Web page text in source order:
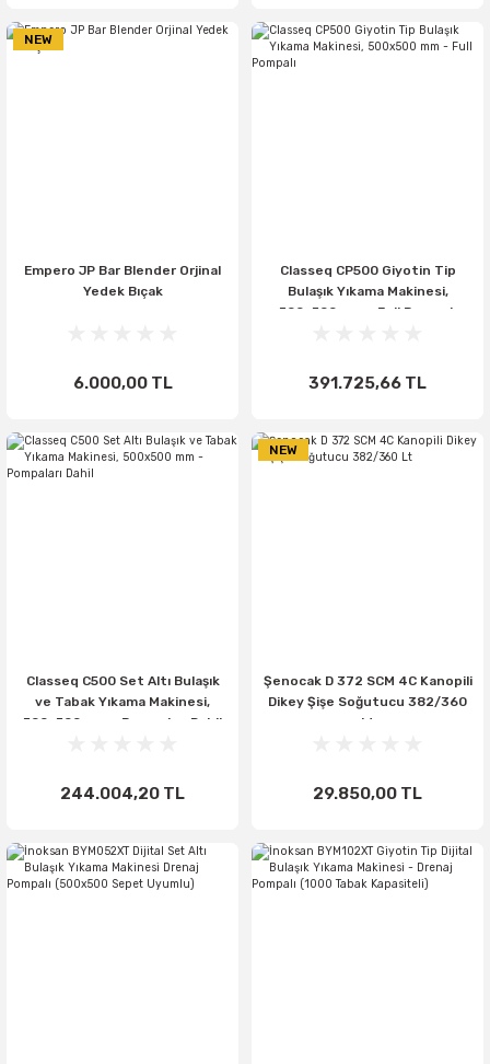
NEW
Empero JP Bar Blender Orjinal
Yedek Bıçak
6.000,00 TL
Classeq CP500 Giyotin Tip
Bulaşık Yıkama Makinesi,
500x500 mm - Full Pompalı
391.725,66 TL
Classeq C500 Set Altı Bulaşık
ve Tabak Yıkama Makinesi,
500x500 mm - Pompaları Dahil
244.004,20 TL
NEW
Şenocak D 372 SCM 4C Kanopili
Dikey Şişe Soğutucu 382/360
Lt
29.850,00 TL